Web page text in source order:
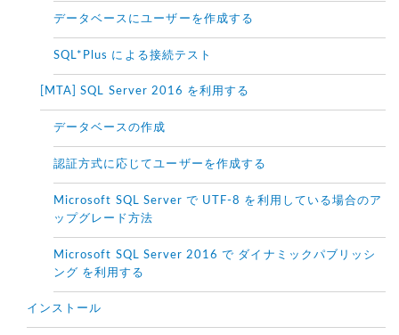
データベースにユーザーを作成する
SQL*Plus による接続テスト
[MTA] SQL Server 2016 を利用する
データベースの作成
認証方式に応じてユーザーを作成する
Microsoft SQL Server で UTF-8 を利用している場合のア
ップグレード方法
Microsoft SQL Server 2016 で ダイナミックパブリッシ
ング を利用する
インストール